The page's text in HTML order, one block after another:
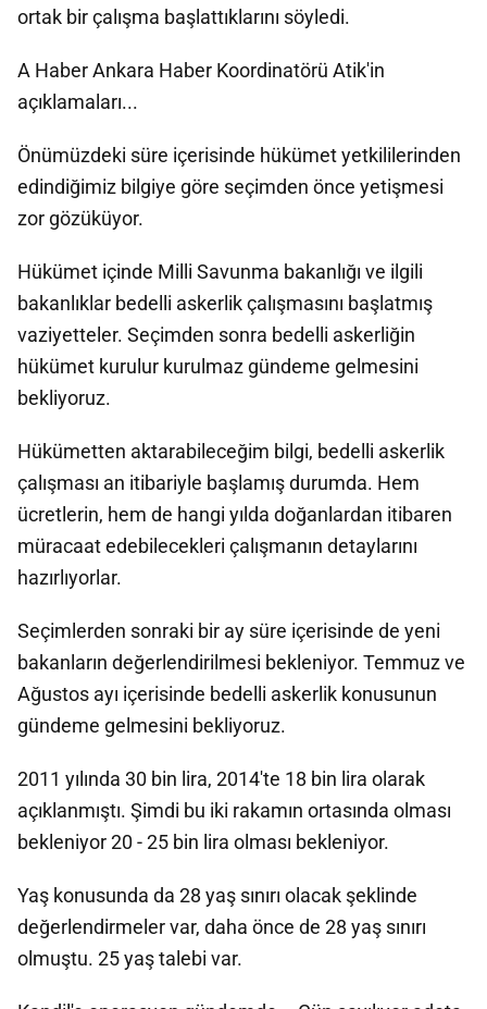
ortak bir çalışma başlattıklarını söyledi.
A Haber Ankara Haber Koordinatörü Atik'in
açıklamaları...
Önümüzdeki süre içerisinde hükümet yetkililerinden
edindiğimiz bilgiye göre seçimden önce yetişmesi
zor gözüküyor.
Hükümet içinde Milli Savunma bakanlığı ve ilgili
bakanlıklar bedelli askerlik çalışmasını başlatmış
vaziyetteler. Seçimden sonra bedelli askerliğin
hükümet kurulur kurulmaz gündeme gelmesini
bekliyoruz.
Hükümetten aktarabileceğim bilgi, bedelli askerlik
çalışması an itibariyle başlamış durumda. Hem
ücretlerin, hem de hangi yılda doğanlardan itibaren
müracaat edebilecekleri çalışmanın detaylarını
hazırlıyorlar.
Seçimlerden sonraki bir ay süre içerisinde de yeni
bakanların değerlendirilmesi bekleniyor. Temmuz ve
Ağustos ayı içerisinde bedelli askerlik konusunun
gündeme gelmesini bekliyoruz.
2011 yılında 30 bin lira, 2014'te 18 bin lira olarak
açıklanmıştı. Şimdi bu iki rakamın ortasında olması
bekleniyor 20 - 25 bin lira olması bekleniyor.
Yaş konusunda da 28 yaş sınırı olacak şeklinde
değerlendirmeler var, daha önce de 28 yaş sınırı
olmuştu. 25 yaş talebi var.